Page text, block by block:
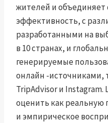
жителей и объединяет
эффективность, с
разработанными на
в 10 странах, и
генерируемые
онлайн -источниками,
TripAdvisor и
оценить как реальную
и эмпирическое